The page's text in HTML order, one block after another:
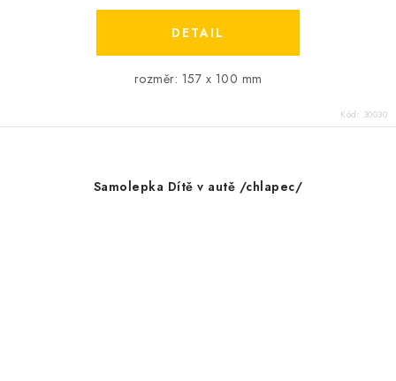
rozměr: 157 x 100 mm
Kód: 30030
Samolepka Dítě v autě /chlapec/